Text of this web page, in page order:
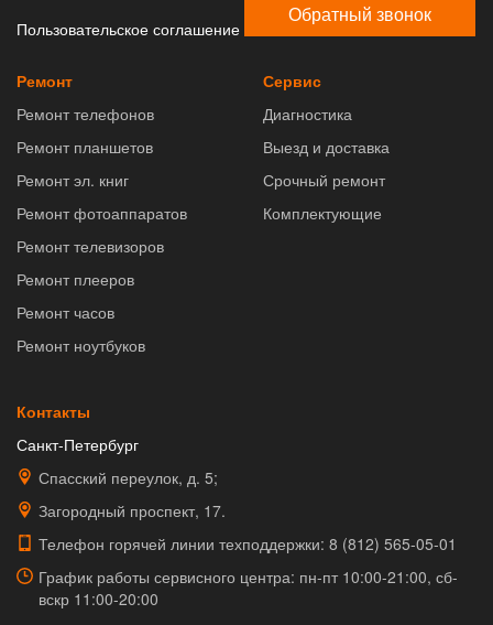
Пользовательское соглашение
Обратный звонок
Ремонт
Ремонт телефонов
Ремонт планшетов
Ремонт эл. книг
Ремонт фотоаппаратов
Ремонт телевизоров
Ремонт плееров
Ремонт часов
Ремонт ноутбуков
Сервис
Диагностика
Выезд и доставка
Срочный ремонт
Комплектующие
Контакты
Санкт-Петербург
Спасский переулок, д. 5;
Загородный проспект, 17.
Телефон горячей линии техподдержки: 8 (812) 565-05-01
График работы сервисного центра: пн-пт 10:00-21:00, сб-
вскр 11:00-20:00